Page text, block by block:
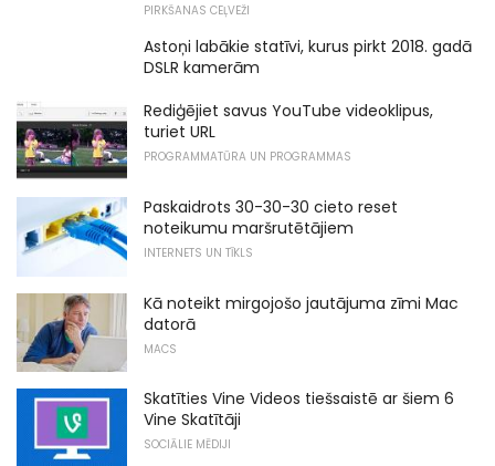
PIRKŠANAS CEĻVEŽI
Astoņi labākie statīvi, kurus pirkt 2018. gadā
DSLR kamerām
Rediģējiet savus YouTube videoklipus,
turiet URL
PROGRAMMATŪRA UN PROGRAMMAS
Paskaidrots 30-30-30 cieto reset
noteikumu maršrutētājiem
INTERNETS UN TĪKLS
Kā noteikt mirgojošo jautājuma zīmi Mac
datorā
MACS
Skatīties Vine Videos tiešsaistē ar šiem 6
Vine Skatītāji
SOCIĀLIE MĒDIJI